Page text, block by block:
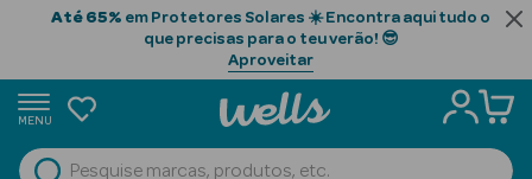
Até 65% em Protetores Solares ☀️ Encontra aqui tudo o
que precisas para o teu verão! 😎
Aproveitar
MENU